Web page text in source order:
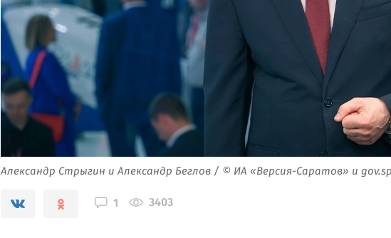
Александр Стрыгин и Александр Беглов / © ИА «Версия-Саратов» и
1 3403